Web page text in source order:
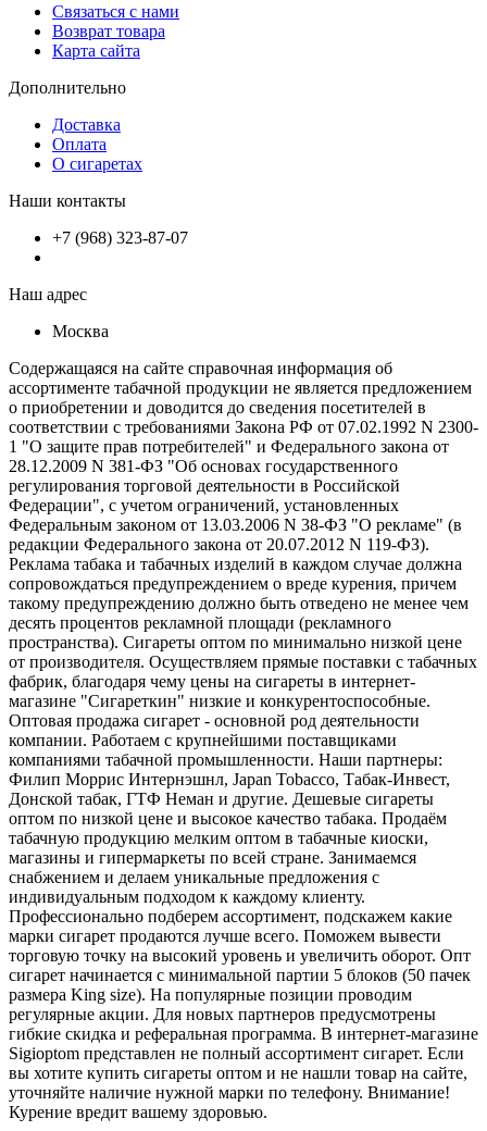
Связаться с нами
Возврат товара
Карта сайта
Дополнительно
Доставка
Оплата
О сигаретах
Наши контакты
+7 (968) 323-87-07
Наш адрес
Москва
Содержащаяся на сайте справочная информация об
ассортименте табачной продукции не является предложением
о приобретении и доводится до сведения посетителей в
соответствии с требованиями Закона РФ от 07.02.1992 N 2300-
1 "О защите прав потребителей" и Федерального закона от
28.12.2009 N 381-ФЗ "Об основах государственного
регулирования торговой деятельности в Российской
Федерации", с учетом ограничений, установленных
Федеральным законом от 13.03.2006 N 38-ФЗ "О рекламе" (в
редакции Федерального закона от 20.07.2012 N 119-ФЗ).
Реклама табака и табачных изделий в каждом случае должна
сопровождаться предупреждением о вреде курения, причем
такому предупреждению должно быть отведено не менее чем
десять процентов рекламной площади (рекламного
пространства). Сигареты оптом по минимально низкой цене
от производителя. Осуществляем прямые поставки с табачных
фабрик, благодаря чему цены на сигареты в интернет-
магазине "Сигареткин" низкие и конкурентоспособные.
Оптовая продажа сигарет - основной род деятельности
компании. Работаем с крупнейшими поставщиками
компаниями табачной промышленности. Наши партнеры:
Филип Моррис Интернэшнл, Japan Tobacco, Табак-Инвест,
Донской табак, ГТФ Неман и другие. Дешевые сигареты
оптом по низкой цене и высокое качество табака. Продаём
табачную продукцию мелким оптом в табачные киоски,
магазины и гипермаркеты по всей стране. Занимаемся
снабжением и делаем уникальные предложения с
индивидуальным подходом к каждому клиенту.
Профессионально подберем ассортимент, подскажем какие
марки сигарет продаются лучше всего. Поможем вывести
торговую точку на высокий уровень и увеличить оборот. Опт
сигарет начинается с минимальной партии 5 блоков (50 пачек
размера King size). На популярные позиции проводим
регулярные акции. Для новых партнеров предусмотрены
гибкие скидка и реферальная программа. В интернет-магазине
Sigioptom представлен не полный ассортимент сигарет. Если
вы хотите купить сигареты оптом и не нашли товар на сайте,
уточняйте наличие нужной марки по телефону. Внимание!
Курение вредит вашему здоровью.